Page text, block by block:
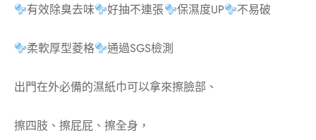
有效除臭去味 好抽不連張 保濕度UP 不易破
柔軟厚型菱格 通過SGS檢測
出門在外必備的濕紙巾可以拿來擦臉部、
擦四肢、擦屁屁、擦全身，